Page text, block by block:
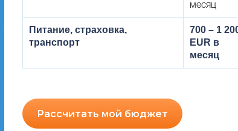
месяц
Питание, страховка,
транспорт
700 – 1
EUR в
месяц
Рассчитать мой бюджет